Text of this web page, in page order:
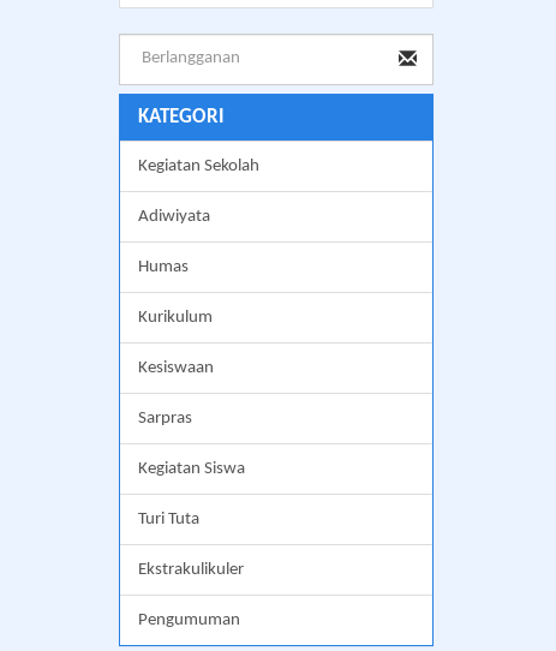
KATEGORI
Kegiatan Sekolah
Adiwiyata
Humas
Kurikulum
Kesiswaan
Sarpras
Kegiatan Siswa
Turi Tuta
Ekstrakulikuler
Pengumuman